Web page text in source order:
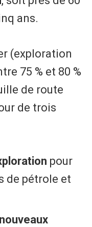
ans.
(exploration
75 % et 80 %
de route
de trois
pour
de pétrole et